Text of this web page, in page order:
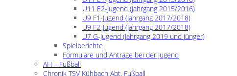
U11 E2-Jugend (Jahrgang 2015/2016)
U9 F1-Jugend (Jahrgang 2017/2018)
U9 F2-Jugend (Jahrgang 2017/2018)
U7 G-Jugend (Jahrgang 2019 und jünger)
Spielberichte
Formulare und Anträge bei der Jugend
AH – Fußball
Chronik TSV Kühbach Abt. Fußball